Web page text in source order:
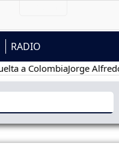
RADIO
ColombiaJorge Alfredo